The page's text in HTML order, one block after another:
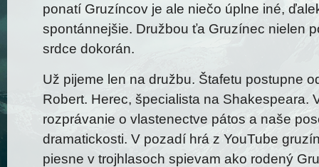
ponatí Gruzíncov je ale niečo úplne iné,
spontánnejšie. Družbou ťa Gruzínec nielen
srdce dokorán.
Už pijeme len na družbu. Štafetu postupne
Robert. Herec, špecialista na Shakespeara.
rozprávanie o vlastenectve pátos a naše
dramatickosti. V pozadí hrá z YouTube
piesne v trojhlasoch spievam ako rodený